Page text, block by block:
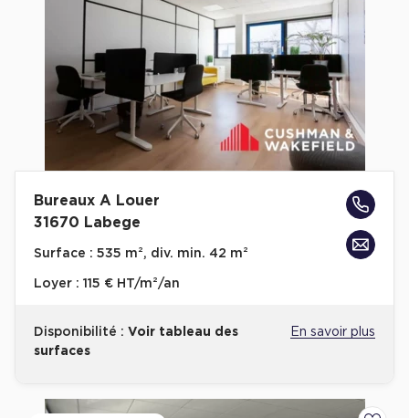
Bureaux A Louer
31670 Labege
Surface : 535 m², div. min. 42 m²
Loyer : 115 € HT/m²/an
Disponibilité : Voir tableau des
surfaces
En savoir plus